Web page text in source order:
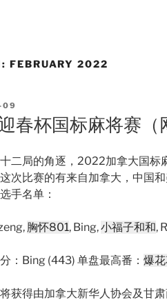
FEBRUARY 2022
09
春杯国标麻将赛（
二局的角逐，2022加拿大国标
次比赛的有来自加拿大，中国
手名单：
胸怀801, Bing,小福子和和,
：Bing (443) 单盘最高番： 爆
将获得由加拿大新华人协会及甘